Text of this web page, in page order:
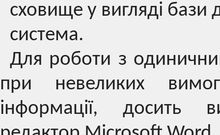
сховище у вигляді
система.
Для роботи з
при невеликих
інформації, досить